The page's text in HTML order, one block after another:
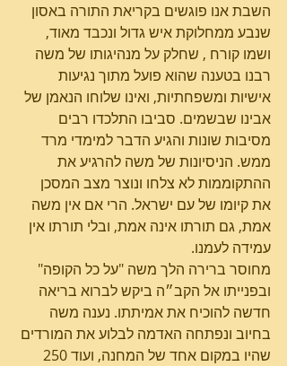
השבת אנו פוגשים בקריאת התורה באסון
שנבע ממחלוקת איש גדול ונכבד מאוד,
ושמו קורח , שחלק על מנהיגותו של משה
רבנו בטענה שהוא פועל מתוך נגיעות
אישיות ומשפחתיות, ואינו שלוחו הנאמן של
אבינו שבשמים. סביבו התלכדו רבים
מסיבות שונות והגיע הדבר למימדי מרד
ממש. הניסיונות של משה להרגיע את
ההתקוממות לא צלחו ונוצר מצב המסכן
את קיומו של עם ישראל. הרי אם אין משה
אמת, גם תורתו אינה אמת, ובלי תורתו אין
עמידה לעמנו.
מחוסר ברירה הלך משה "על כל הקופה"
ובפנייתו אל הקב״ה ביקש לברוא בריאה
חדשה להוכיח את אמיתתו. נענה משה
בחיוב ונפתחה האדמה לבלוע את המורדים